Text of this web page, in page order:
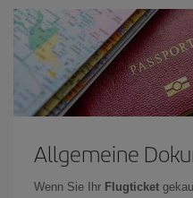
Allgemeine
Wenn Sie Ihr Flugticket